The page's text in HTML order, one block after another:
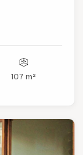
107 m²